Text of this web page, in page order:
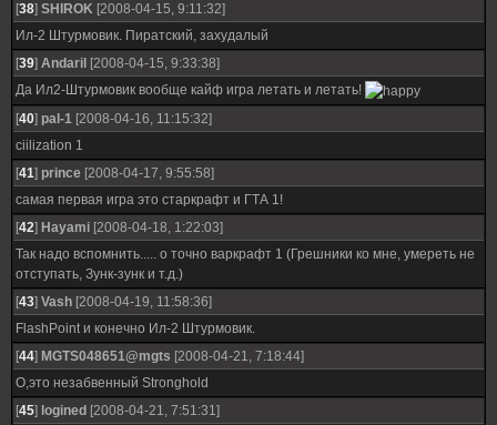
[38] SHIROK [2008-04-15, 9:11:32]
Ил-2 Штурмовик. Пиратский, захудалый
[39] Andaril [2008-04-15, 9:33:38]
Да Ил2-Штурмовик вообще кайф игра летать и летать!
[40] pal-1 [2008-04-16, 11:15:32]
ciilization 1
[41] prince [2008-04-17, 9:55:58]
самая первая игра это старкрафт и ГТА 1!
[42] Hayami [2008-04-18, 1:22:03]
Так надо вспомнить..... о точно варкрафт 1 (Грешники ко мне, умереть не
отступать, Зунк-зунк и т.д.)
[43] Vash [2008-04-19, 11:58:36]
FlashPoint и конечно Ил-2 Штурмовик.
[44] MGTS048651@mgts [2008-04-21, 7:18:44]
О,это незабвенный Stronghold
[45] logined [2008-04-21, 7:51:31]